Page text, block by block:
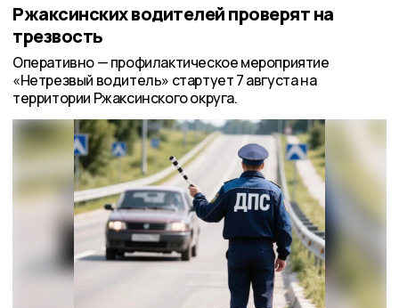
Ржаксинских водителей проверят на
трезвость
Оперативно — профилактическое мероприятие
«Нетрезвый водитель» стартует 7 августа на
территории Ржаксинского округа.